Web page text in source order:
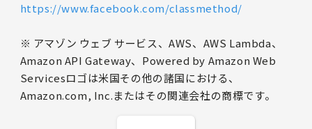
https://www.facebook.com/classmethod/
※ アマゾン ウェブ サービス、AWS、AWS Lambda、
Amazon API Gateway、Powered by Amazon Web
Servicesロゴは米国その他の諸国における、
Amazon.com, Inc.またはその関連会社の商標です。